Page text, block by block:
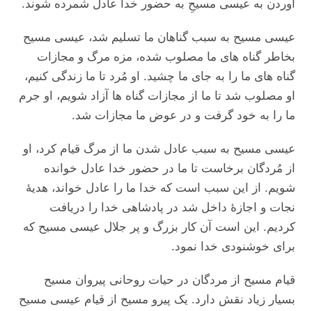
آوردن به عیسی مسیحِ به حضور خدا عادل شمرده شوند.
عیسی مسیح به سبب گناهان ما تسلیم شد، عیسی مسیح
بخاطر گناه های ما مصلوب شده، مزه مرگ و مجازات
گناه های ما را به جای ما چشید. او مُرد تا ما زندگی کنیم،
او مصلوب شد تا ما از مجازات گناه ها آزاد شویم، او جرم
ما را به خود گرفت و در عوض ما مجازات شد.
عیسی مسیح به سبب عادل شدن ما از مرگ قیام کرد، او
از مُردگان برخاست تا ما در حضور خدا عادل خوانده
شویم. از این سبب است که خدا ما را عادل خواند، هدیۀ
نجات و اجازۀ داخل شد در پادشاهی خدا را دریافت
کردیم. این است آن کار بزرگ و پر جلال عیسی مسیح که
برای خوشنودی خدا نمود.
قیام مسیح از مردگان در حیات روحانی پیروان مسیح
بسیار زیاد نقش دارد. یک پیرو مسیح از قیام عیسی مسیح